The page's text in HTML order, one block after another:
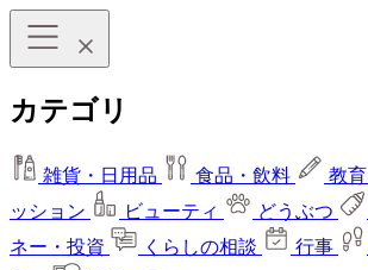
カテゴリ
雑貨・日用品 食品・飲料 教育
ッション
ビューティ どうぶつ
ネー・投資
くらしの相談 行事